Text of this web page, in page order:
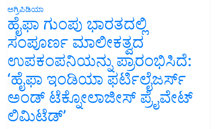
ಅಗ್ರಿಪಿಡಿಯಾ
ಹೈಫಾ ಗುಂಪು ಭಾರತದಲ್ಲಿ
ಸಂಪೂರ್ಣ ಮಾಲೀಕತ್ವದ
ಉಪಕಂಪನಿಯನ್ನು ಪ್ರಾರಂಭಿಸಿದೆ:
‘ಹೈಫಾ ಇಂಡಿಯಾ ಫರ್ಟಿಲೈಜರ್ಸ್
ಅಂಡ್ ಟೆಕ್ನೋಲಾಜೀಸ್ ಪ್ರೈವೇಟ್
ಲಿಮಿಟೆಡ್’